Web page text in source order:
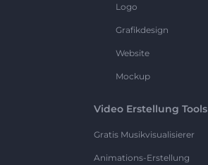
Logo
Grafikdesign
Website
Mockup
Video Erstellung Tools
Gratis Musikvisualisierer
Animations-Erstellung